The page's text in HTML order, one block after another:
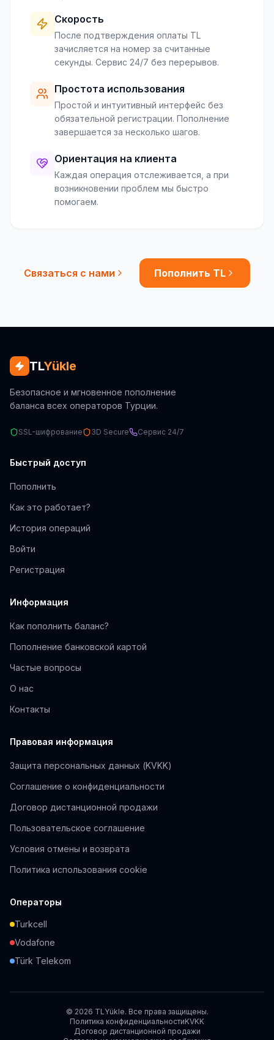
Скорость
После подтверждения оплаты TL
зачисляется на номер за считанные
секунды. Сервис 24/7 без перерывов.
Простота использования
Простой и интуитивный интерфейс без
обязательной регистрации. Пополнение
завершается за несколько шагов.
Ориентация на клиента
Каждая операция отслеживается, а при
возникновении проблем мы быстро
помогаем.
Связаться с нами Пополнить TL
TLYükle
Безопасное и мгновенное пополнение
баланса всех операторов Турции.
SSL-шифрование 3D Secure Сервис 24/7
Быстрый доступ
Пополнить
Как это работает?
История операций
Войти
Регистрация
Информация
Как пополнить баланс?
Пополнение банковской картой
Частые вопросы
О нас
Контакты
Правовая информация
Защита персональных данных (KVKK)
Соглашение о конфиденциальности
Договор дистанционной продажи
Пользовательское соглашение
Условия отмены и возврата
Политика использования cookie
Операторы
Turkcell
Vodafone
Türk Telekom
© 2026 TLYükle. Все права защищены.
Политика конфиденциальностиKVKK
Договор дистанционной продажи